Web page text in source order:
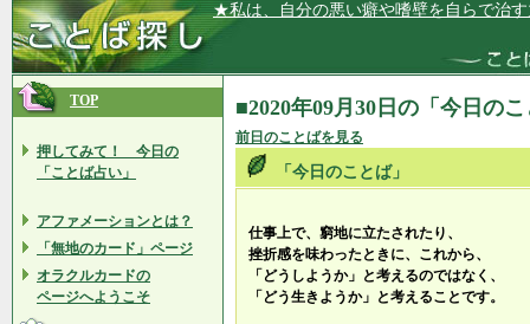
★私は、自分の悪い癖や嗜壁を自らで治
TOP
押してみて！ 今日の
「ことば占い」
アファメーションとは？
「無地のカード」ページ
オラクルカードの
ページへようこそ
■2020年09月30日の「今日の
前日のことばを見る
「今日のことば」
仕事上で、窮地に立たされたり、
挫折感を味わったときに、これから、
「どうしようか」と考えるのではなく、
「どう生きようか」と考えることです。